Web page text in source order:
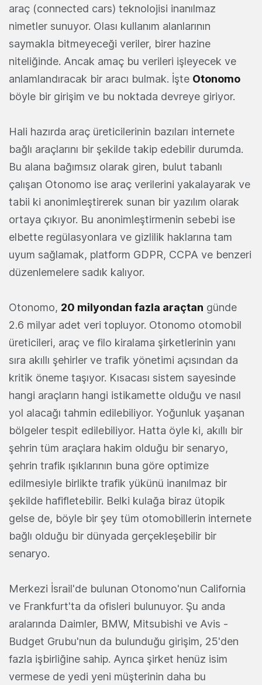
araç (connected cars) teknolojisi inanılmaz
nimetler sunuyor. Olası kullanım alanlarının
saymakla bitmeyeceği veriler, birer hazine
niteliğinde. Ancak amaç bu verileri işleyecek ve
anlamlandıracak bir aracı bulmak. İşte Otonomo
böyle bir girişim ve bu noktada devreye giriyor.
Hali hazırda araç üreticilerinin bazıları internete
bağlı araçlarını bir şekilde takip edebilir durumda.
Bu alana bağımsız olarak giren, bulut tabanlı
çalışan Otonomo ise araç verilerini yakalayarak ve
tabii ki anonimleştirerek sunan bir yazılım olarak
ortaya çıkıyor. Bu anonimleştirmenin sebebi ise
elbette regülasyonlara ve gizlilik haklarına tam
uyum sağlamak, platform GDPR, CCPA ve benzeri
düzenlemelere sadık kalıyor.
Otonomo, 20 milyondan fazla araçtan günde
2.6 milyar adet veri topluyor. Otonomo otomobil
üreticileri, araç ve filo kiralama şirketlerinin yanı
sıra akıllı şehirler ve trafik yönetimi açısından da
kritik öneme taşıyor. Kısacası sistem sayesinde
hangi araçların hangi istikamette olduğu ve nasıl
yol alacağı tahmin edilebiliyor. Yoğunluk yaşanan
bölgeler tespit edilebiliyor. Hatta öyle ki, akıllı bir
şehrin tüm araçlara hakim olduğu bir senaryo,
şehrin trafik ışıklarının buna göre optimize
edilmesiyle birlikte trafik yükünü inanılmaz bir
şekilde hafifletebilir. Belki kulağa biraz ütopik
gelse de, böyle bir şey tüm otomobillerin internete
bağlı olduğu bir dünyada gerçekleşebilir bir
senaryo.
Merkezi İsrail'de bulunan Otonomo'nun California
ve Frankfurt'ta da ofisleri bulunuyor. Şu anda
aralarında Daimler, BMW, Mitsubishi ve Avis -
Budget Grubu'nun da bulunduğu girişim, 25'den
fazla işbirliğine sahip. Ayrıca şirket henüz isim
vermese de yedi yeni müşterinin daha bu